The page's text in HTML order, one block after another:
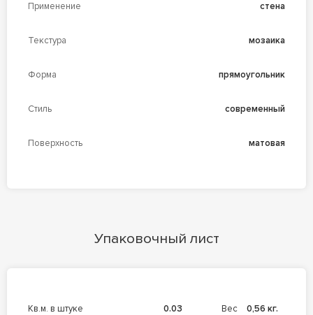
Применение стена
Текстура мозаика
Форма прямоугольник
Стиль современный
Поверхность матовая
Упаковочный лист
кв.м. в штуке 0.03 Вес 0,56 кг.